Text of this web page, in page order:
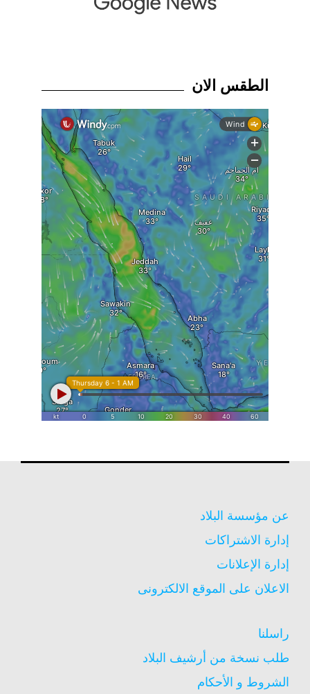
الطقس الان
عن مؤسسة البلاد
إدارة الاشتراكات
إدارة الإعلانات
الاعلان على الموقع الالكترونى
راسلنا
طلب نسخة من أرشيف البلاد
الشروط و الأحكام